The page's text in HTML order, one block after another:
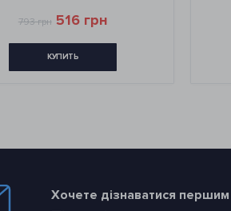
793 грн 516 грн
КУПИТЬ
Хочете дізнаватися першим